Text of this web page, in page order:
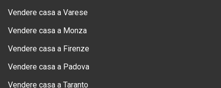
Vendere casa a Varese
Vendere casa a Monza
Vendere casa a Firenze
Vendere casa a Padova
Vendere casa a Taranto